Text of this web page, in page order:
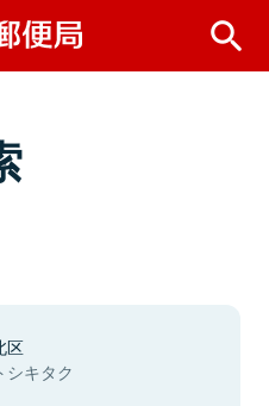
区
シキタク